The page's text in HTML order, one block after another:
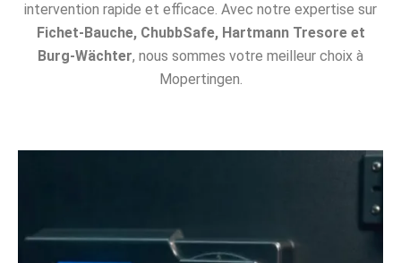
intervention rapide et efficace. Avec notre expertise sur
Fichet-Bauche, ChubbSafe, Hartmann Tresore et
Burg-Wächter, nous sommes votre meilleur choix à
Mopertingen.